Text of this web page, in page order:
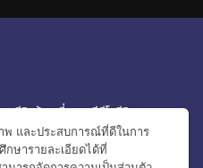
รีวิวบ้านเดี่ยว
วีดีโอรีวิว
โปรโมชั่นบ้านและคอนโด
พ และประสบการณ์ที่ดีในการ
ษารายละเอียดได้ที่